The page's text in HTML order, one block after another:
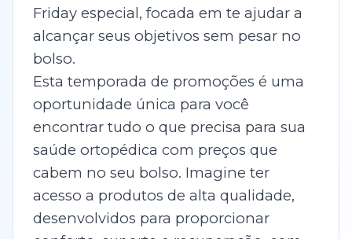
Friday especial, focada em te ajudar a
alcançar seus objetivos sem pesar no
bolso.
Esta temporada de promoções é uma
oportunidade única para você
encontrar tudo o que precisa para sua
saúde ortopédica com preços que
cabem no seu bolso. Imagine ter
acesso a produtos de alta qualidade,
desenvolvidos para proporcionar